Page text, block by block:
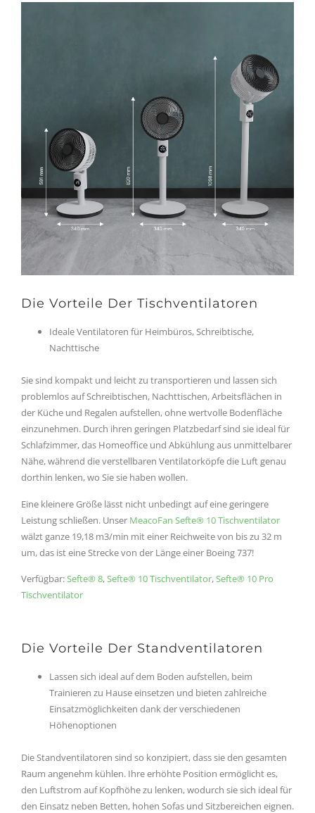
Die Vorteile Der Tischventilatoren
Ideale Ventilatoren für Heimbüros, Schreibtische,
Nachttische
Sie sind kompakt und leicht zu transportieren und lassen sich
problemlos auf Schreibtischen, Nachttischen, Arbeitsflächen in
der Küche und Regalen aufstellen, ohne wertvolle Bodenfläche
einzunehmen. Durch ihren geringen Platzbedarf sind sie ideal für
Schlafzimmer, das Homeoffice und Abkühlung aus unmittelbarer
Nähe, während die verstellbaren Ventilatorköpfe die Luft genau
dorthin lenken, wo Sie sie haben wollen.
Eine kleinere Größe lässt nicht unbedingt auf eine geringere
Leistung schließen. Unser MeacoFan Sefte® 10 Tischventilator
wälzt ganze 19,18 m3/min mit einer Reichweite von bis zu 32 m
um, das ist eine Strecke von der Länge einer Boeing 737!
Verfügbar:Sefte® 8,Sefte® 10 Tischventilator,Sefte® 10 Pro
Tischventilator
Die Vorteile Der Standventilatoren
Lassen sich ideal auf dem Boden aufstellen, beim
Trainieren zu Hause einsetzen und bieten zahlreiche
Einsatzmöglichkeiten dank der verschiedenen
Höhenoptionen
Die Standventilatoren sind so konzipiert, dass sie den gesamten
Raum angenehm kühlen. Ihre erhöhte Position ermöglicht es,
den Luftstrom auf Kopfhöhe zu lenken, wodurch sie sich ideal für
den Einsatz neben Betten, hohen Sofas und Sitzbereichen eignen.